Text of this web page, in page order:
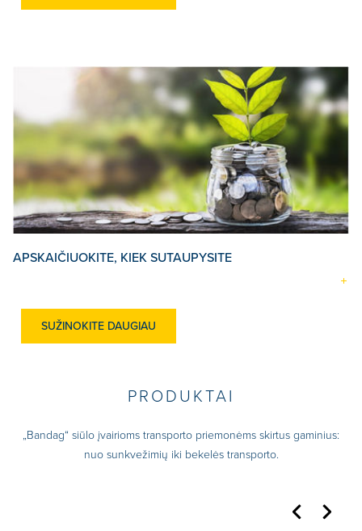
APSKAIČIUOKITE, KIEK SUTAUPYSITE
SUŽINOKITE DAUGIAU
PRODUKTAI
„Bandag“ siūlo įvairioms transporto priemonėms skirtus gaminius:
nuo sunkvežimių iki bekelės transporto.